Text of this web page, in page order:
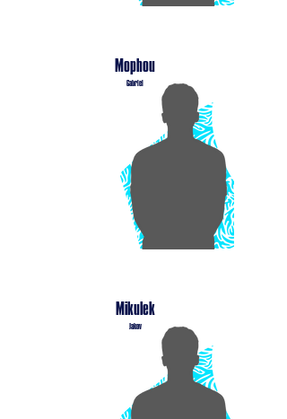
Mophou
Gabriel
Mikulek
Jakov